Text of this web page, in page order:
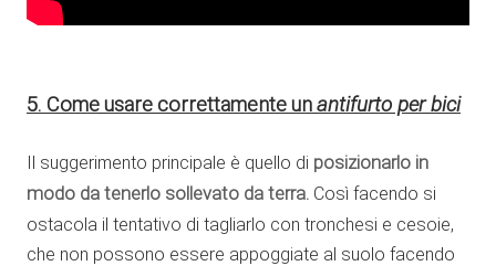
5. Come usare correttamente unantifurto per bici
Il suggerimento principale è quello di posizionarlo in
modo da tenerlo sollevato da terra. Così facendo si
ostacola il tentativo di tagliarlo con tronchesi e cesoie,
che non possono essere appoggiate al suolo facendo